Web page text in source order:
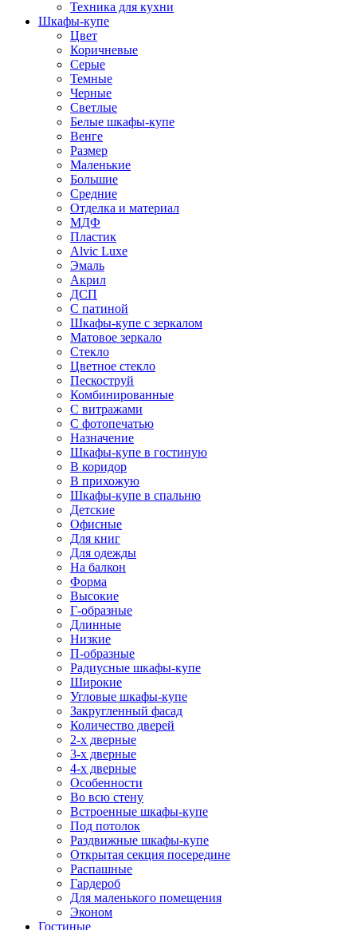
Техника для кухни
Шкафы-купе
Цвет
Коричневые
Серые
Темные
Черные
Светлые
Белые шкафы-купе
Венге
Размер
Маленькие
Большие
Средние
Отделка и материал
МДФ
Пластик
Alvic Luxe
Эмаль
Акрил
ДСП
С патиной
Шкафы-купе с зеркалом
Матовое зеркало
Стекло
Цветное стекло
Пескоструй
Комбинированные
С витражами
С фотопечатью
Назначение
Шкафы-купе в гостиную
В коридор
В прихожую
Шкафы-купе в спальню
Детские
Офисные
Для книг
Для одежды
На балкон
Форма
Высокие
Г-образные
Длинные
Низкие
П-образные
Радиусные шкафы-купе
Широкие
Угловые шкафы-купе
Закругленный фасад
Количество дверей
2-х дверные
3-х дверные
4-х дверные
Особенности
Во всю стену
Встроенные шкафы-купе
Под потолок
Раздвижные шкафы-купе
Открытая секция посередине
Распашные
Гардероб
Для маленького помещения
Эконом
Гостиные